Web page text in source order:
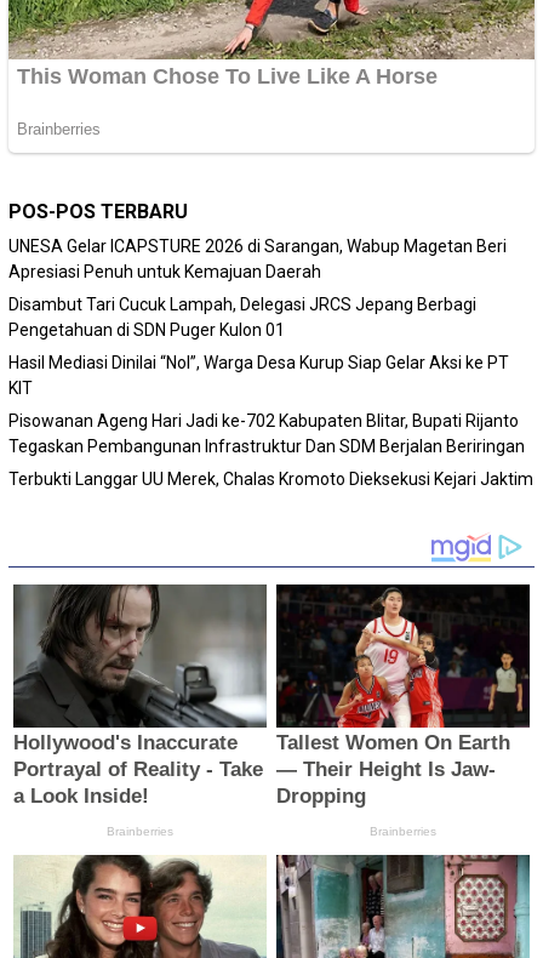
POS-POS TERBARU
‎UNESA Gelar ICAPSTURE 2026 di Sarangan, Wabup Magetan Beri
Apresiasi Penuh untuk Kemajuan Daerah
Disambut Tari Cucuk Lampah, Delegasi JRCS Jepang Berbagi
Pengetahuan di SDN Puger Kulon 01
Hasil Mediasi Dinilai “Nol”, Warga Desa Kurup Siap Gelar Aksi ke PT
KIT
Pisowanan Ageng Hari Jadi ke-702 Kabupaten Blitar, Bupati Rijanto
Tegaskan Pembangunan Infrastruktur Dan SDM Berjalan Beriringan
Terbukti Langgar UU Merek, Chalas Kromoto Dieksekusi Kejari Jaktim